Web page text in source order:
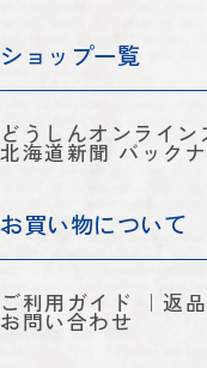
ショップ一覧
どうしんオンライン
北海道新聞 バック
お買い物について
ご利用ガイド 返
お問い合わせ